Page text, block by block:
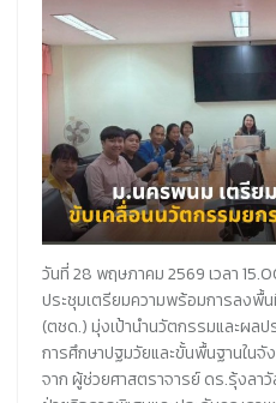
วันที่ 28 พฤษภาคม 2569 เวลา
ประชุมเตรียมความพร้อมการลงพื้
(ตชด.) มุ่งเป้านำนวัตกรรมและผล
การศึกษาปฐมวัยและขั้นพื้นฐานใน
จาก ผู้ช่วยศาสตราจารย์ ดร.รุ้งลา